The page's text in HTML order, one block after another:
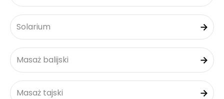
Solarium
Masaż balijski
Masaż tajski